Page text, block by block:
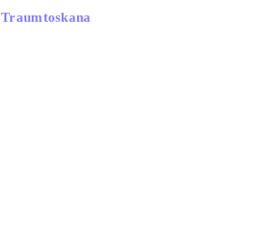
Traumtoskana